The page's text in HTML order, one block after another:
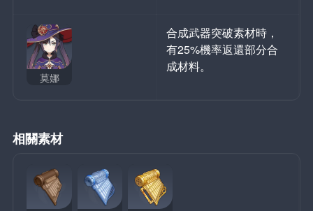
莫娜
合成武器突破素材時，
有25%機率返還部分合
成材料。
相關素材